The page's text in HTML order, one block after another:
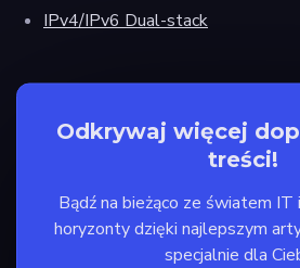
IPv4/IPv6 Dual-stack
Odkrywaj więcej
treści!
Bądź na bieżąco ze światem
horyzonty dzięki najlepszym
specjalnie dla